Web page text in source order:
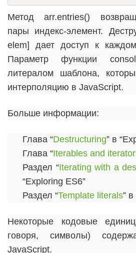
Метод arr.entries()
пары индекс-элемент.
elem] дает доступ к
Параметр функции
литералом шаблона,
интерполяцию в JavaScript.
Больше информации:
Глава “Destructuring” в
Глава “Iterables and
Раздел “Iterating with a
“Exploring ES6”
Раздел “Template literals”
Некоторые кодовые
говоря, символы)
JavaScript.